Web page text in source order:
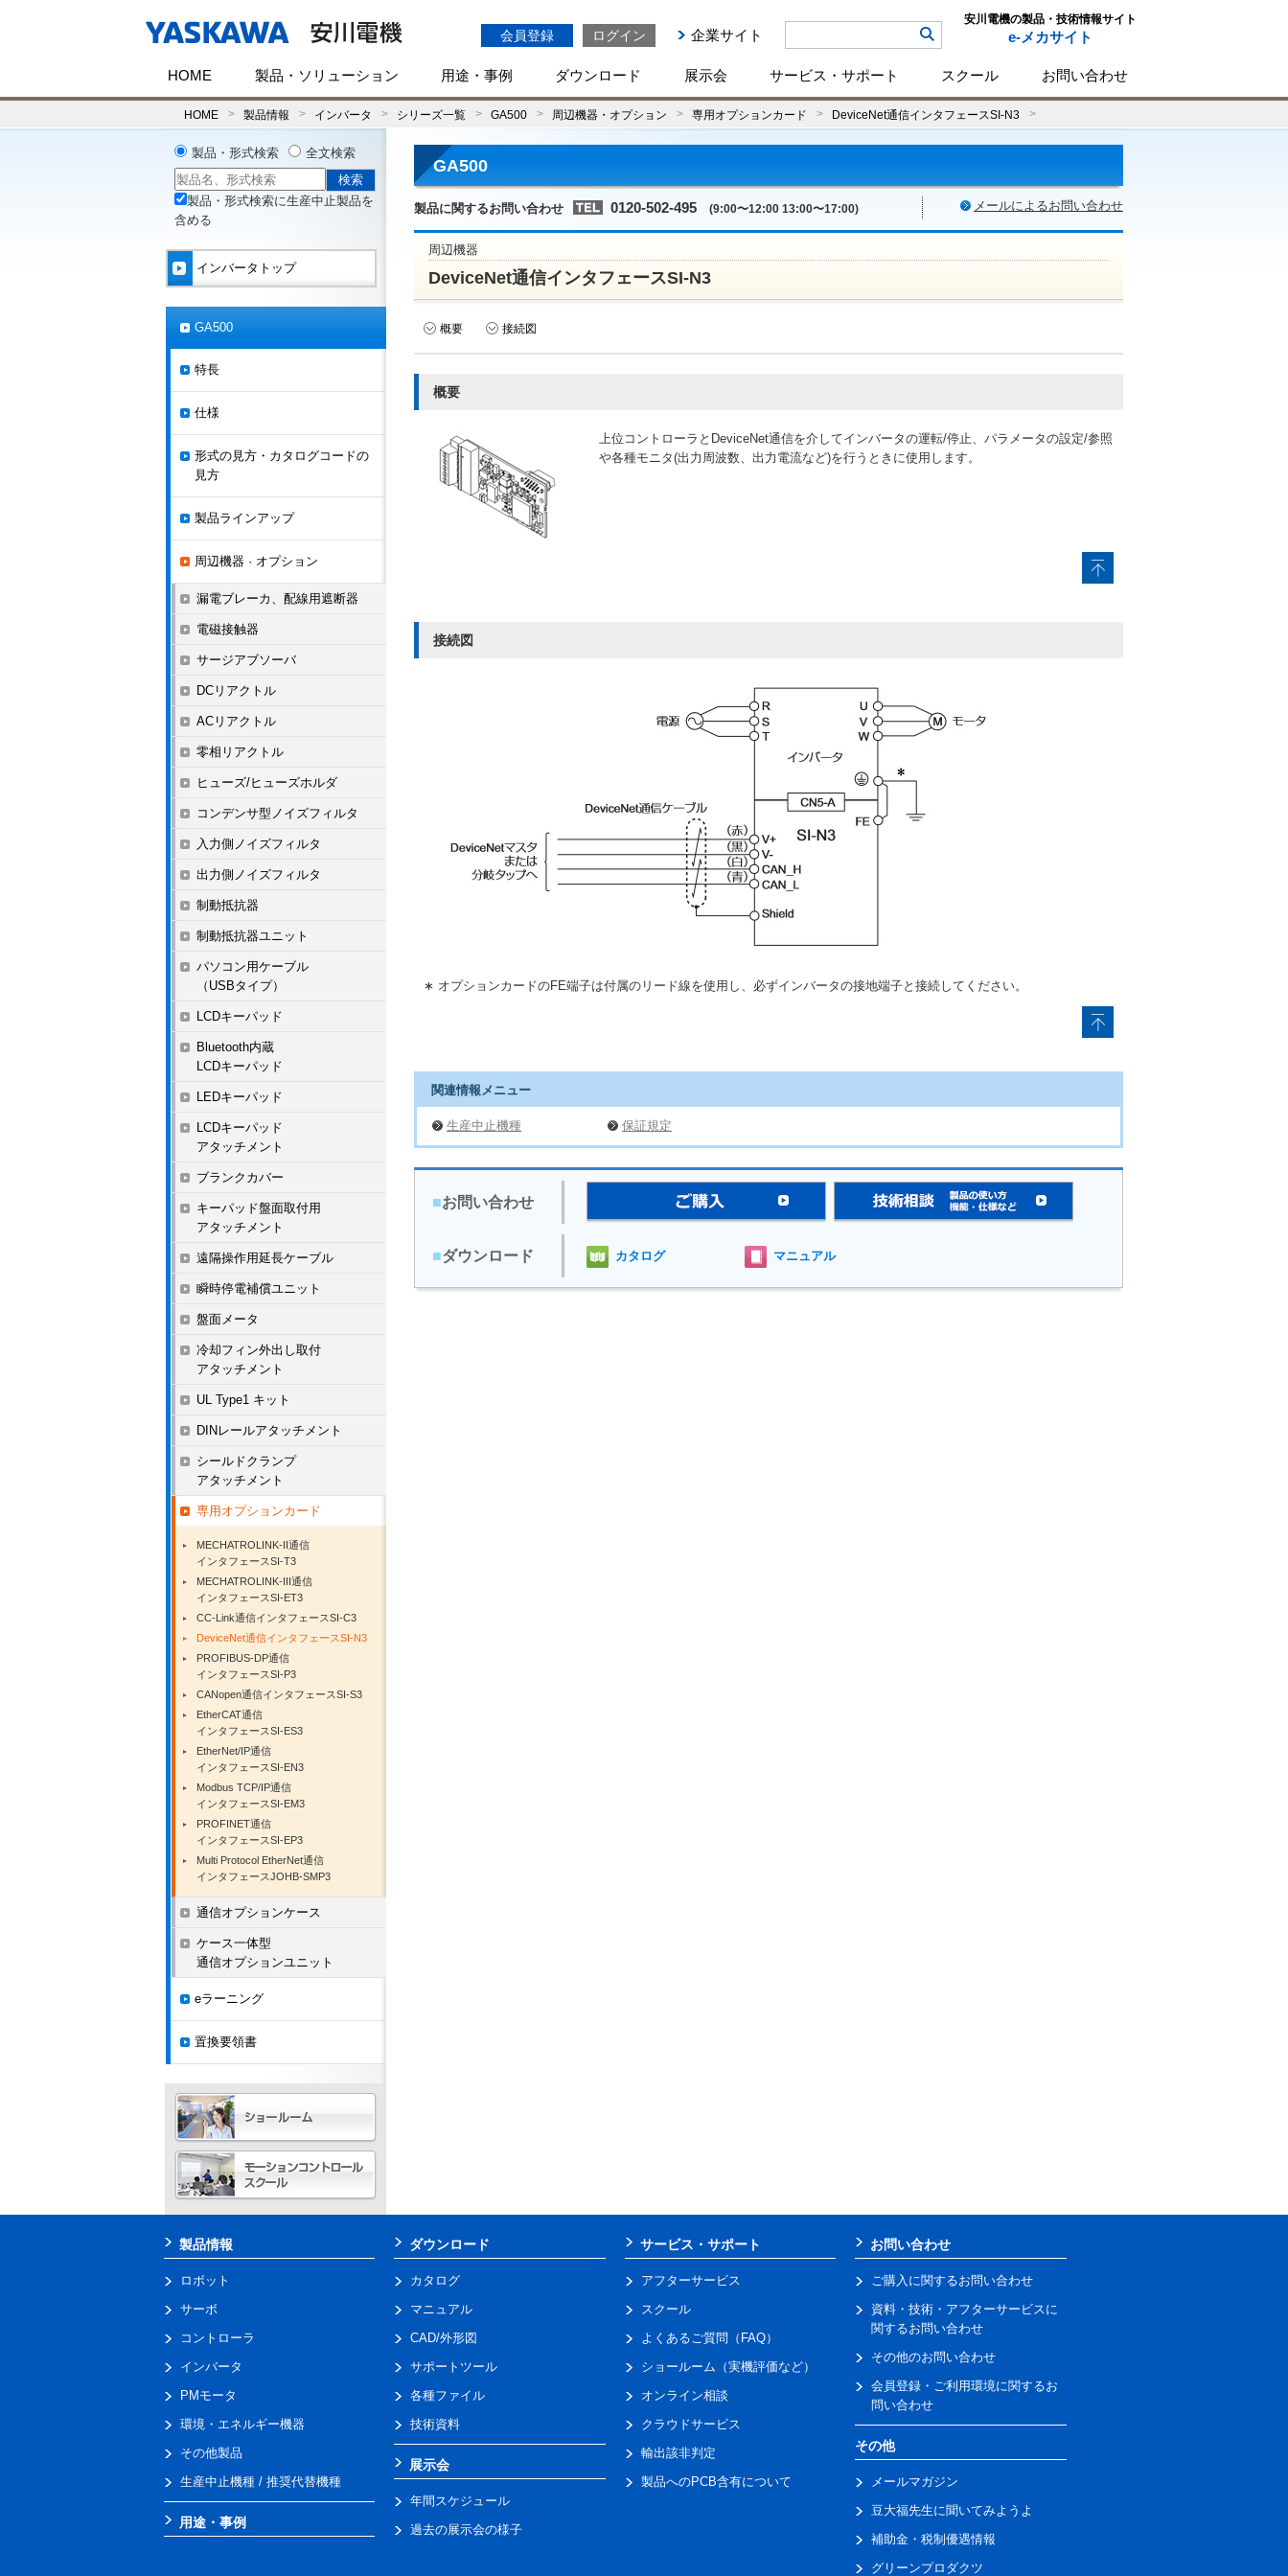
会員登録 ログイン 企業サイト
安川電機の製品・技術情報サイト
e-メカサイト
HOME 製品・ソリューション 用途・事例 ダウンロード 展示会 サービス・サポート スクール お問い合わせ
HOME 製品情報 インバータ シリーズ一覧 GA500 周辺機器・オプション 専用オプションカード DeviceNet通信インタフェースSI-N3
GA500
製品に関するお問い合わせ 0120-502-495 (9:00〜12:00 13:00〜17:00) メールによるお問い合わせ
周辺機器
DeviceNet通信インタフェースSI-N3
概要 接続図
概要
上位コントローラとDeviceNet通信を介してインバータの運転/停止、パラメータの設定/参照
や各種モニタ(出力周波数、出力電流など)を行うときに使用します。
接続図
∗ オプションカードのFE端子は付属のリード線を使用し、必ずインバータの接地端子と接続してください。
関連情報メニュー
生産中止機種 保証規定
■お問い合わせ
■ダウンロード カタログ マニュアル
製品・形式検索 全文検索
製品・形式検索に生産中止製品を
含める
インバータトップ
GA500
特長
仕様
形式の見方・カタログコードの
見方
製品ラインアップ
周辺機器 · オプション
漏電ブレーカ、配線用遮断器
電磁接触器
サージアブソーバ
DCリアクトル
ACリアクトル
零相リアクトル
ヒューズ/ヒューズホルダ
コンデンサ型ノイズフィルタ
入力側ノイズフィルタ
出力側ノイズフィルタ
制動抵抗器
制動抵抗器ユニット
パソコン用ケーブル
（USBタイプ）
LCDキーパッド
Bluetooth内蔵
LCDキーパッド
LEDキーパッド
LCDキーパッド
アタッチメント
ブランクカバー
キーパッド盤面取付用
アタッチメント
遠隔操作用延長ケーブル
瞬時停電補償ユニット
盤面メータ
冷却フィン外出し取付
アタッチメント
UL Type1 キット
DINレールアタッチメント
シールドクランプ
アタッチメント
専用オプションカード
MECHATROLINK-II通信
インタフェースSI-T3
MECHATROLINK-III通信
インタフェースSI-ET3
CC-Link通信インタフェースSI-C3
DeviceNet通信インタフェースSI-N3
PROFIBUS-DP通信
インタフェースSI-P3
CANopen通信インタフェースSI-S3
EtherCAT通信
インタフェースSI-ES3
EtherNet/IP通信
インタフェースSI-EN3
Modbus TCP/IP通信
インタフェースSI-EM3
PROFINET通信
インタフェースSI-EP3
Multi Protocol EtherNet通信
インタフェースJOHB-SMP3
通信オプションケース
ケース一体型
通信オプションユニット
eラーニング
置換要領書
製品情報
ロボット
サーボ
コントローラ
インバータ
PMモータ
環境・エネルギー機器
その他製品
生産中止機種 / 推奨代替機種
用途・事例
ダウンロード
カタログ
マニュアル
CAD/外形図
サポートツール
各種ファイル
技術資料
展示会
年間スケジュール
過去の展示会の様子
サービス・サポート
アフターサービス
スクール
よくあるご質問（FAQ）
ショールーム（実機評価など）
オンライン相談
クラウドサービス
輸出該非判定
製品へのPCB含有について
お問い合わせ
ご購入に関するお問い合わせ
資料・技術・アフターサービスに
関するお問い合わせ
その他のお問い合わせ
会員登録・ご利用環境に関するお
問い合わせ
その他
メールマガジン
豆大福先生に聞いてみようよ
補助金・税制優遇情報
グリーンプロダクツ